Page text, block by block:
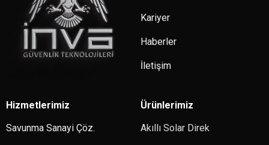
Kariyer
Haberler
İletişim
Hizmetlerimiz
Savunma Sanayi Çöz.
Ürünlerimiz
Akıllı Solar Direk